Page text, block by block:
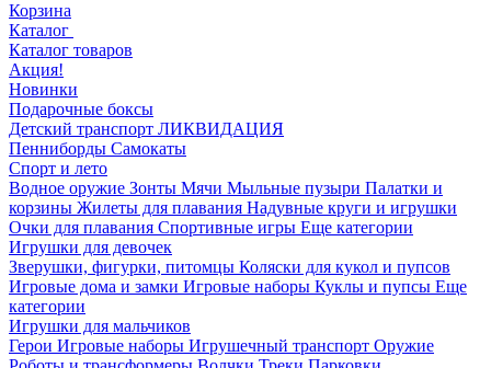
Корзина
Каталог
Каталог товаров
Акция!
Новинки
Подарочные боксы
Детский транспорт ЛИКВИДАЦИЯ
Пенниборды Самокаты
Спорт и лето
Водное оружие Зонты Мячи Мыльные пузыри Палатки и
корзины Жилеты для плавания Надувные круги и игрушки
Очки для плавания Спортивные игры Еще категории
Игрушки для девочек
Зверушки, фигурки, питомцы Коляски для кукол и пупсов
Игровые дома и замки Игровые наборы Куклы и пупсы Еще
категории
Игрушки для мальчиков
Герои Игровые наборы Игрушечный транспорт Оружие